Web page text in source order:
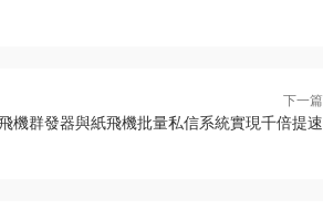
下一篇
機群發器與紙飛機批量私信系統實現千倍提速